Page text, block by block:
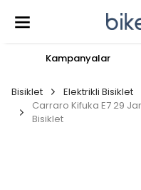
Kampanyalar
Bisiklet
Elektrikli Bisiklet
Carraro Kifuka E7 29
Bisiklet